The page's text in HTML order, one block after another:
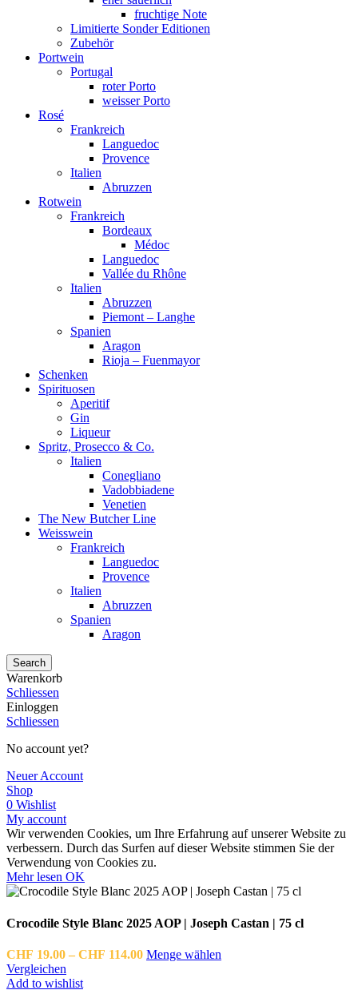
fruchtige Note
Limitierte Sonder Editionen
Zubehör
Portwein
Portugal
roter Porto
weisser Porto
Rosé
Frankreich
Languedoc
Provence
Italien
Abruzzen
Rotwein
Frankreich
Bordeaux
Médoc
Languedoc
Vallée du Rhône
Italien
Abruzzen
Piemont – Langhe
Spanien
Aragon
Rioja – Fuenmayor
Schenken
Spirituosen
Aperitif
Gin
Liqueur
Spritz, Prosecco & Co.
Italien
Conegliano
Vadobbiadene
Venetien
The New Butcher Line
Weisswein
Frankreich
Languedoc
Provence
Italien
Abruzzen
Spanien
Aragon
Search
Warenkorb
Schliessen
Einloggen
Schliessen
No account yet?
Neuer Account
Shop
0 Wishlist
My account
Wir verwenden Cookies, um Ihre Erfahrung auf unserer Website zu
verbessern. Durch das Surfen auf dieser Website stimmen Sie der
Verwendung von Cookies zu.
Mehr lesen Mehr
lesen
OK
Crocodile Style Blanc 2025 AOP | Joseph Castan | 75 cl
CHF 19.00 – CHF 114.00Preisspanne:
Menge wählen
Vergleichen
Add to wishlist